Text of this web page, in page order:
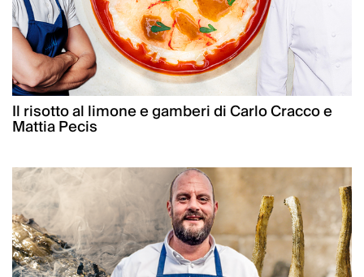
Il risotto al limone e gamberi di Carlo Cracco e
Mattia Pecis